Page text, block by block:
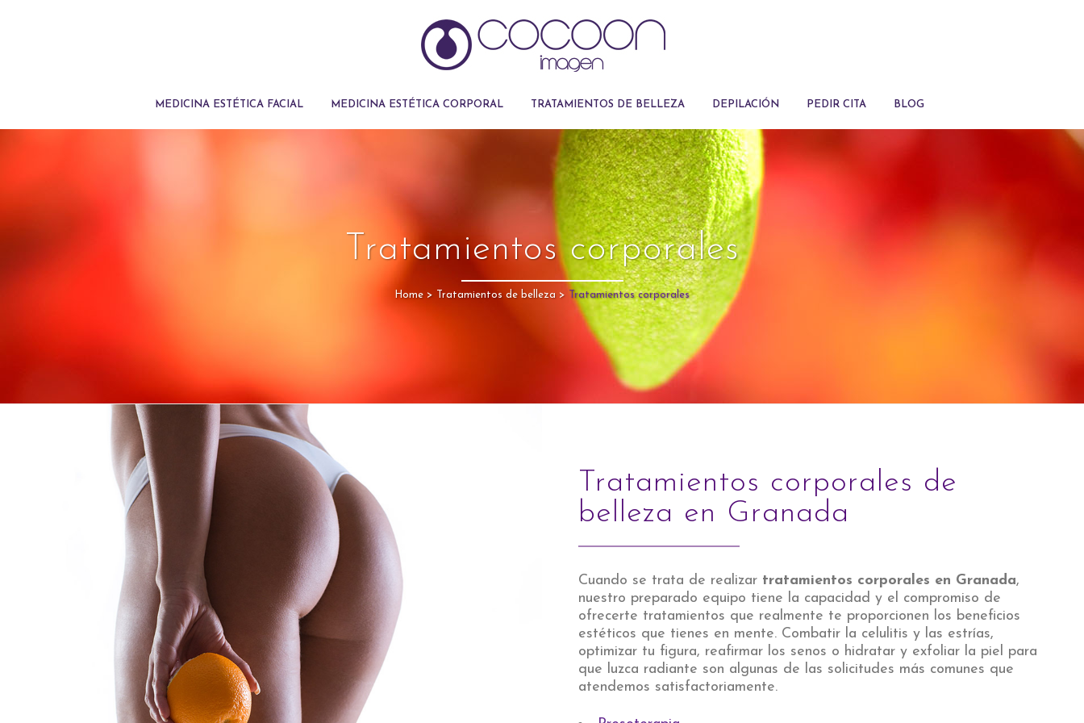
MEDICINA ESTÉTICA FACIAL MEDICINA ESTÉTICA CORPORAL TRATAMIENTOS DE BELLEZA DEPILACIÓN PEDIR CITA BLOG
Tratamientos corporales
Home > Tratamientos de belleza > Tratamientos corporales
Tratamientos corporales de
belleza en Granada
Cuando se trata de realizar tratamientos corporales en Granada,
nuestro preparado equipo tiene la capacidad y el compromiso de
ofrecerte tratamientos que realmente te proporcionen los beneficios
estéticos que tienes en mente. Combatir la celulitis y las estrías,
optimizar tu figura, reafirmar los senos o hidratar y exfoliar la piel para
que luzca radiante son algunas de las solicitudes más comunes que
atendemos satisfactoriamente.